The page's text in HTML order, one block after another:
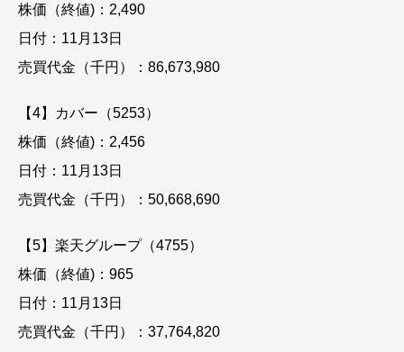
株価（終値)：2,490
日付：11月13日
売買代金（千円）：86,673,980
【4】カバー（5253）
株価（終値)：2,456
日付：11月13日
売買代金（千円）：50,668,690
【5】楽天グループ（4755）
株価（終値)：965
日付：11月13日
売買代金（千円）：37,764,820